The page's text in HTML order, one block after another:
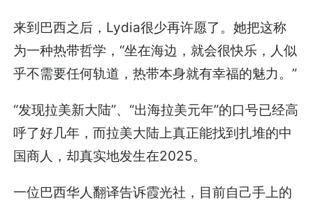
来到巴西之后，Lydia很少再许愿了。她把这称
为一种热带哲学，“坐在海边，就会很快乐，人似
乎不需要任何轨道，热带本身就有幸福的魅力。”
“发现拉美新大陆”、“出海拉美元年”的口号已经高
呼了好几年，而拉美大陆上真正能找到扎堆的中
国商人，却真实地发生在2025。
一位巴西华人翻译告诉霞光社，目前自己手上的